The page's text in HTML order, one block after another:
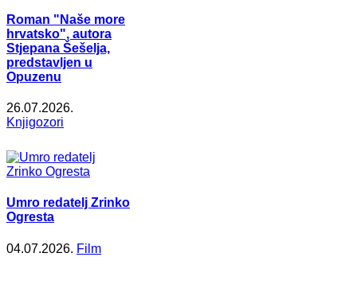
Roman "Naše more
hrvatsko", autora
Stjepana Šešelja,
predstavljen u
Opuzenu
26.07.2026.
Knjigozori
Umro redatelj Zrinko
Ogresta
04.07.2026. Film